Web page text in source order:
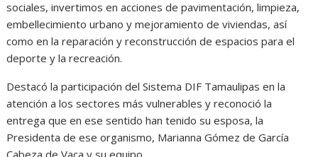
sociales, invertimos en acciones de pavimentación, limpieza,
embellecimiento urbano y mejoramiento de viviendas, así
como en la reparación y reconstrucción de espacios para el
deporte y la recreación.
Destacó la participación del Sistema DIF Tamaulipas en la
atención a los sectores más vulnerables y reconoció la
entrega que en ese sentido han tenido su esposa, la
Presidenta de ese organismo, Marianna Gómez de García